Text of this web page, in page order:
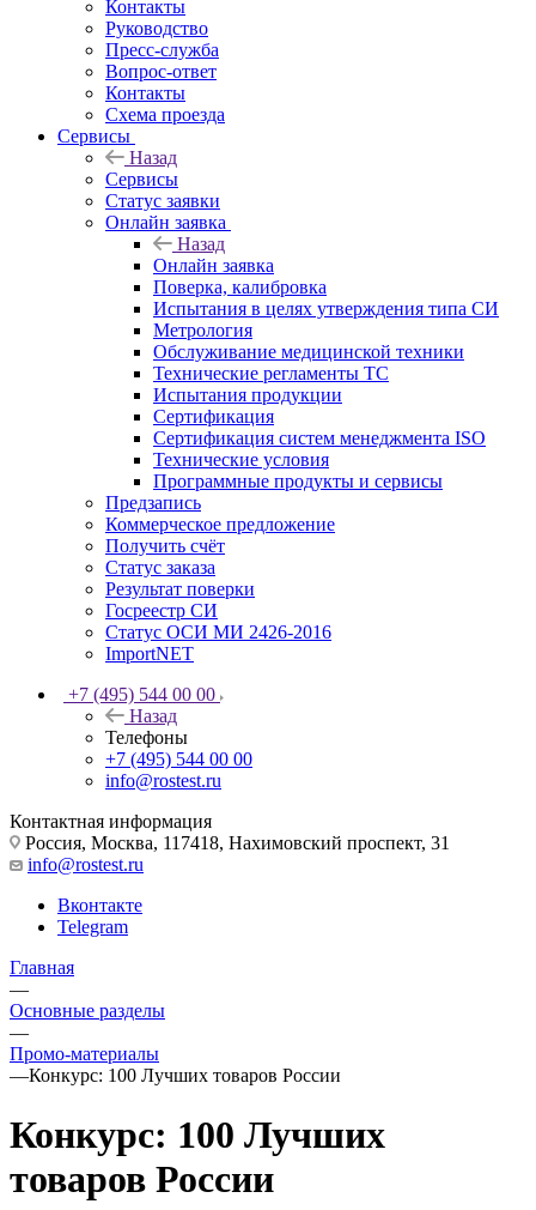
Контакты
Руководство
Пресс-служба
Вопрос-ответ
Контакты
Схема проезда
Сервисы
Назад
Сервисы
Статус заявки
Онлайн заявка
Назад
Онлайн заявка
Поверка, калибровка
Испытания в целях утверждения типа СИ
Метрология
Обслуживание медицинской техники
Технические регламенты ТС
Испытания продукции
Сертификация
Сертификация систем менеджмента ISO
Технические условия
Программные продукты и сервисы
Предзапись
Коммерческое предложение
Получить счёт
Статус заказа
Результат поверки
Госреестр СИ
Статус ОСИ МИ 2426-2016
ImportNET
+7 (495) 544 00 00
Назад
Телефоны
+7 (495) 544 00 00
info@rostest.ru
Контактная информация
Россия, Москва, 117418, Нахимовский проспект, 31
info@rostest.ru
Вконтакте
Telegram
Главная
—
Основные разделы
—
Промо-материалы
—Конкурс: 100 Лучших товаров России
Конкурс: 100 Лучших
товаров России